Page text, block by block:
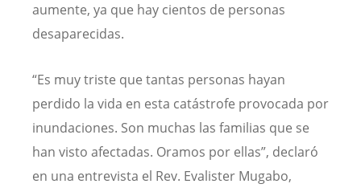
aumente, ya que hay cientos de personas
desaparecidas.
“Es muy triste que tantas personas hayan
perdido la vida en esta catástrofe provocada por
inundaciones. Son muchas las familias que se
han visto afectadas. Oramos por ellas”, declaró
en una entrevista el Rev. Evalister Mugabo,